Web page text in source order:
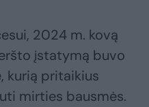
2024 m. kovą
įstatymą buvo
kurią pritaikius
mirties bausmės.